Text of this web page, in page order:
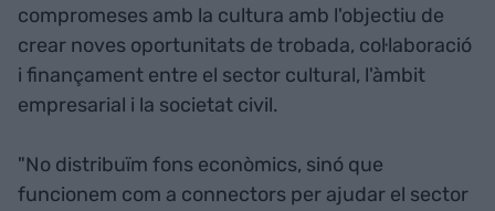
compromeses amb la cultura amb l'objectiu de
crear noves oportunitats de trobada, col·laboració
i finançament entre el sector cultural, l'àmbit
empresarial i la societat civil.
"No distribuïm fons econòmics, sinó que
funcionem com a connectors per ajudar el sector